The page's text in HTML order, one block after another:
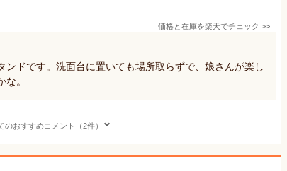
価格と在庫を楽天でチェック >>
ンドです。洗面台に置いても場所取らずで、娘さんが楽し
。
のおすすめコメント（2件）